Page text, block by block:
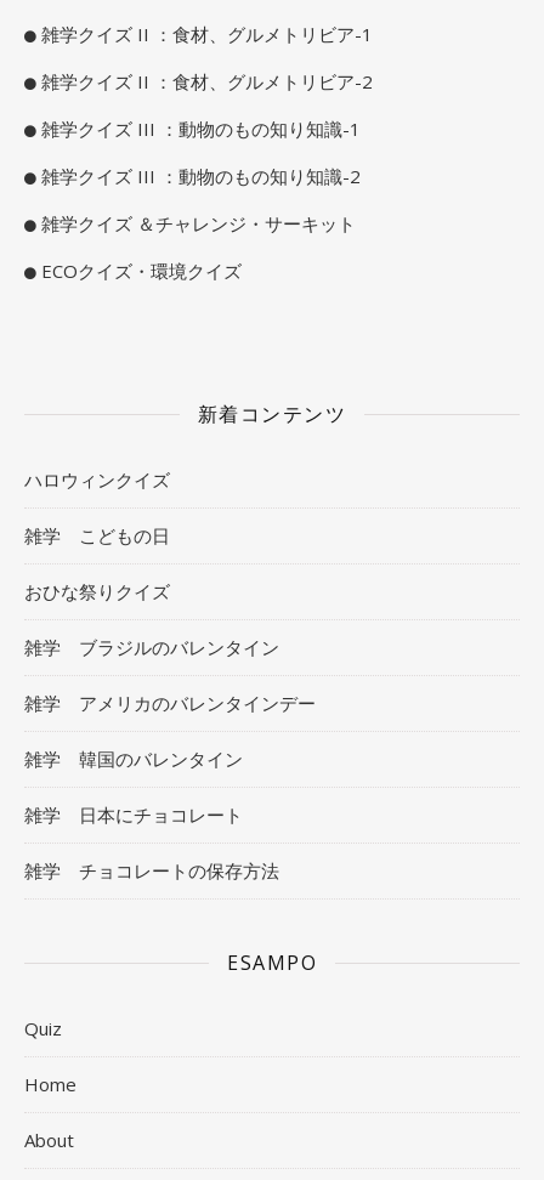
雑学クイズ II ：食材、グルメトリビア-1
雑学クイズ II ：食材、グルメトリビア-2
雑学クイズ III ：動物のもの知り知識-1
雑学クイズ III ：動物のもの知り知識-2
雑学クイズ ＆チャレンジ・サーキット
ECOクイズ・環境クイズ
新着コンテンツ
ハロウィンクイズ
雑学 こどもの日
おひな祭りクイズ
雑学 ブラジルのバレンタイン
雑学 アメリカのバレンタインデー
雑学 韓国のバレンタイン
雑学 日本にチョコレート
雑学 チョコレートの保存方法
ESAMPO
Quiz
Home
About